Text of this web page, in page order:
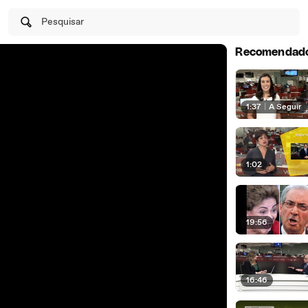
Pesquisar
1:37 A Seguir
1:02
19:56
16:46